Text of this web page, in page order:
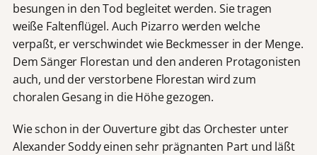
besungen in den Tod begleitet werden. Sie tragen
weiße Faltenflügel. Auch Pizarro werden welche
verpaßt, er verschwindet wie Beckmesser in der Menge.
Dem Sänger Florestan und den anderen Protagonisten
auch, und der verstorbene Florestan wird zum
choralen Gesang in die Höhe gezogen.
Wie schon in der Ouverture gibt das Orchester unter
Alexander Soddy einen sehr prägnanten Part und läßt